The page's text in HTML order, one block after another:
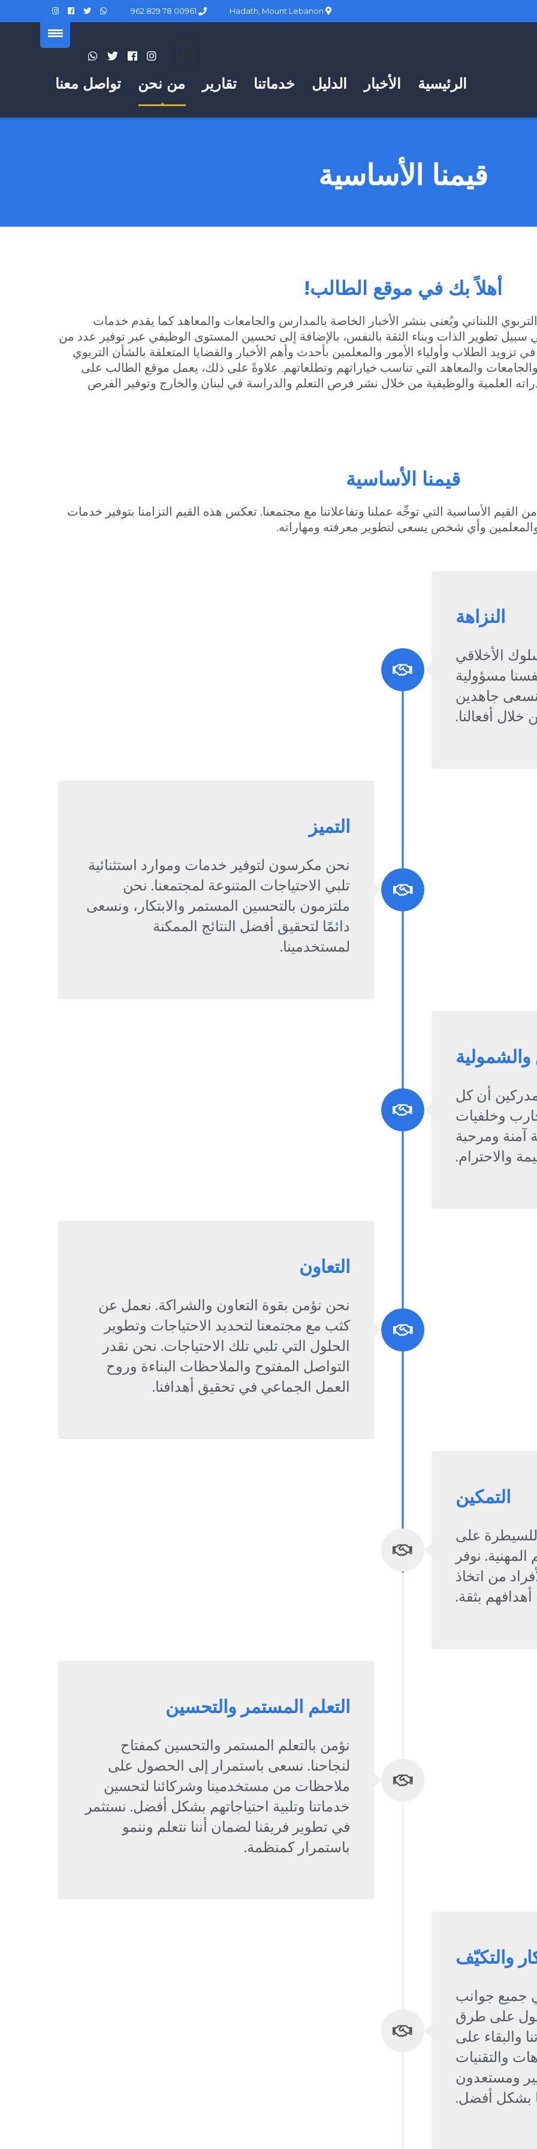
تواصل معنا من نحن تقارير خدماتنا الدليل الأخبار الرئيسية
قيمنا الأساسية
أهلاً بك في موقع الطالب!
اللبناني ويُعنى بنشر الأخبار الخاصة بالمدارس والجامعات والمعاهد كما يقدم خدمات
تطوير الذات وبناء الثقة بالنفس، بالإضافة إلى تحسين المستوى الوظيفي عبر توفير عدد من
الطلاب وأولياء الأمور والمعلمين بأحدث وأهم الأخبار والقضايا المتعلقة بالشأن التربوي
والمعاهد التي تناسب خياراتهم وتطلعاتهم. علاوةً على ذلك، يعمل موقع الطالب على
العلمية والوظيفية من خلال نشر فرص التعلم والدراسة في لبنان والخارج وتوفير الفرص
قيمنا الأساسية
الأساسية التي توجِّه عملنا وتفاعلاتنا مع مجتمعنا. تعكس هذه القيم التزامنا بتوفير خدمات
والمعلمين وأي شخص يسعى لتطوير معرفته ومهاراته.
النزاهة
الأخلاقي
مسؤولية
ونسعى جاهدين
خلال أفعالنا.
التميز
نحن مكرسون لتوفير خدمات وموارد استثنائية
تلبي الاحتياجات المتنوعة لمجتمعنا. نحن
ملتزمون بالتحسين المستمر والابتكار، ونسعى
دائمًا لتحقيق أفضل النتائج الممكنة
لمستخدمينا.
والشمولية
مدركين أن كل
وخلفيات
آمنة ومرحبة
والاحترام.
التعاون
نحن نؤمن بقوة التعاون والشراكة. نعمل عن
كثب مع مجتمعنا لتحديد الاحتياجات وتطوير
الحلول التي تلبي تلك الاحتياجات. نحن نقدر
التواصل المفتوح والملاحظات البناءة وروح
العمل الجماعي في تحقيق أهدافنا.
التمكين
للسيطرة على
نوفر
من اتخاذ
بثقة.
التعلم المستمر والتحسين
نؤمن بالتعلم المستمر والتحسين كمفتاح
لنجاحنا. نسعى باستمرار إلى الحصول على
ملاحظات من مستخدمينا وشركائنا لتحسين
خدماتنا وتلبية احتياجاتهم بشكل أفضل. نستثمر
في تطوير فريقنا لضمان أننا نتعلم وننمو
باستمرار كمنظمة.
والتكيّف
جميع جوانب
على طرق
والبقاء على
والتقنيات
ومستعدون
بشكل أفضل.